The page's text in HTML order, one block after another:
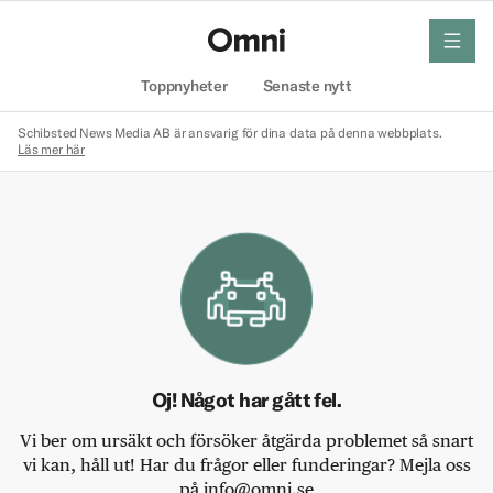
Toppnyheter Senaste nytt
meny
Schibsted News Media AB är ansvarig för dina data på denna webbplats.
Läs mer här
Oj! Något har gått fel.
Vi ber om ursäkt och försöker åtgärda problemet så snart
vi kan, håll ut! Har du frågor eller funderingar? Mejla oss